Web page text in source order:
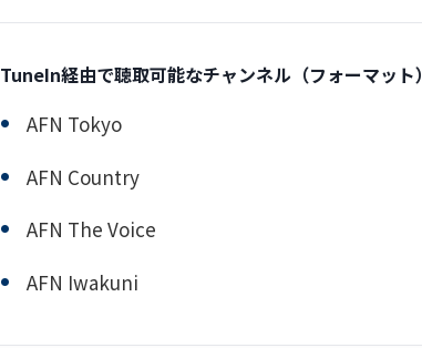
TuneIn経由で聴取可能なチャンネル（フォーマット）
AFN Tokyo
AFN Country
AFN The Voice
AFN Iwakuni